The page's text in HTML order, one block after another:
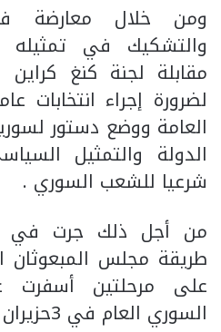
ومن خلال معارضة
والتشكيك في
مقابلة لجنة كنغ
لضرورة إجراء انتخابات
العامة ووضع دستور
الدولة والتمثيل
شرعيا للشعب السوري .
من أجل ذلك جرت في
طريقة مجلس المبعوثان
على مرحلتين أسفرت
السوري العام في 3حزيران / يونيو 1919 .